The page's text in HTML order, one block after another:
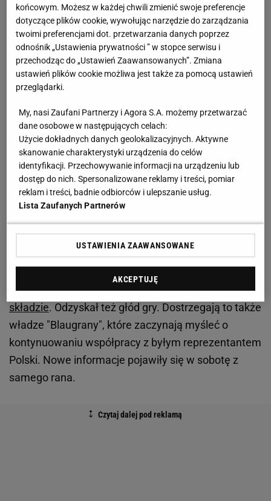
Barcelona chce przedłużyć umowę ze Szczęsnym
Z każdym kolejnym meczem Wojciech Szczęsny gra
coraz lepiej i coraz pewniej. Jest chwalony za swoją
postawę przez sztab szkoleniowy. Trenerzy
charakter, że stara się mieć wpływ na szatnię,
motywować młodszych zawodników. Wskazują, że
komunikacja na treningach i w trakcie spotkań z linią
defensywy jest jego dużym atutem.
Szczęsny zagrał osiem spotkań w barwach
Barcelony, wszystkie w tym roku, a zespół wygrał
siedem z nich i nie przegrał żadnego. Zdecydowanie
można powiedzieć, że "Blaugrana" wróciła na
przyczynił, bo dodał więcej jakości w pierwszym
składzie. Odzyskał też głód gry. Dostrzegają to także
władze "Blaugrany", które zaczynają myśleć o
kontynuowaniu współpracy z byłym reprezentantem
Polski. Nowe informacje pojawiły się w sobotę z
samego rana.
końcowym. Możesz w każdej chwili zmienić swoje preferencje
dotyczące plików cookie, wywołując narzędzie do zarządzania
twoimi preferencjami dot. przetwarzania danych poprzez
odnośnik „Ustawienia prywatności ” w stopce serwisu i
przechodząc do „Ustawień Zaawansowanych”. Zmiana
ustawień plików cookie możliwa jest także za pomocą ustawień
przeglądarki.
My, nasi Zaufani Partnerzy i Agora S.A. możemy przetwarzać
dane osobowe w następujących celach:
Użycie dokładnych danych geolokalizacyjnych. Aktywne
skanowanie charakterystyki urządzenia do celów
identyfikacji. Przechowywanie informacji na urządzeniu lub
dostęp do nich. Spersonalizowane reklamy i treści, pomiar
reklam i treści, badnie odbiorców i ulepszanie usług.
Lista Zaufanych Partnerów
USTAWIENIA ZAAWANSOWANE
AKCEPTUJĘ